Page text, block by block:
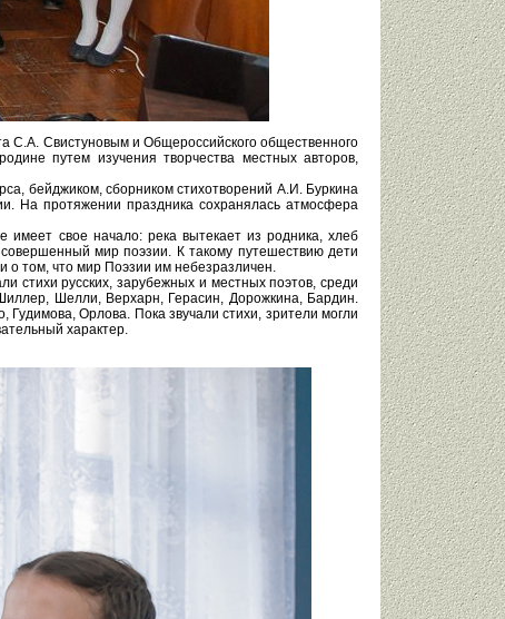
С.А. Свистуновым и Общероссийского общественного
путем изучения творчества местных авторов,
бейджиком, сборником стихотворений А.И. Буркина
На протяжении праздника сохранялась атмосфера
свое начало: река вытекает из родника, хлеб
мир поэзии. К такому путешествию дети
о том, что мир Поэзии им небезразличен.
стихи русских, зарубежных и местных поэтов, среди
Шелли, Верхарн, Герасин, Дорожкина, Бардин.
Орлова. Пока звучали стихи, зрители могли
характер.